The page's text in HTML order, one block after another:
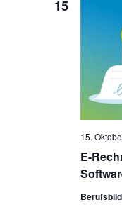
15
E-
15.